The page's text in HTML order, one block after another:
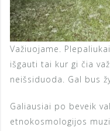
Važiuojame.
išgauti tai kur gi čia
neišsiduoda. Gal bus
Galiausiai po beveik
etnokosmologijos